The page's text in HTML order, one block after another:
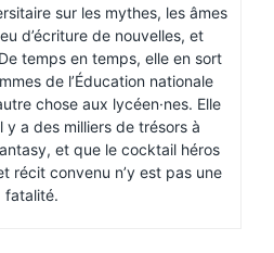
sur les mythes, les âmes
d’écriture de nouvelles, et
temps en temps, elle en sort
de l’Éducation nationale
chose aux lycéen·nes. Elle
y a des milliers de trésors à
et que le cocktail héros
récit convenu n’y est pas une
fatalité.